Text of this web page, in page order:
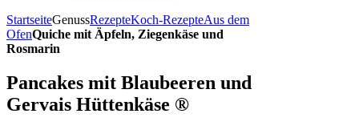
StartseiteGenussRezepteKoch-RezepteAus dem
OfenQuiche mit Äpfeln, Ziegenkäse und
Rosmarin
Pancakes mit Blaubeeren und
Gervais Hüttenkäse ®